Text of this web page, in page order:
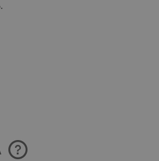
KOSZTÓW